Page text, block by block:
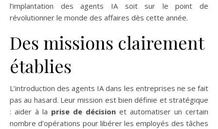
l’implantation des agents IA soit sur le point de
révolutionner le monde des affaires dès cette année.
Des missions clairement
établies
L’introduction des agents IA dans les entreprises ne se fait
pas au hasard. Leur mission est bien définie et stratégique
: aider à la prise de décision et automatiser un certain
nombre d’opérations pour libérer les employés des tâches